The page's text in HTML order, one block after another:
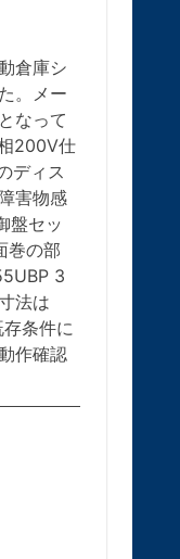
倉庫シ
。メー
なって
200V仕
ディス
害物感
盤セッ
巻の部
3
法は
条件に
作確認